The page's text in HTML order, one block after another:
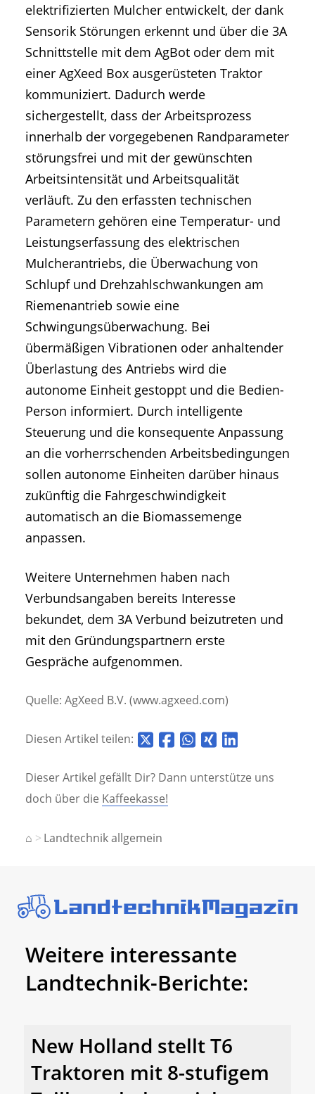
elektrifizierten Mulcher entwickelt, der dank
Sensorik Störungen erkennt und über die 3A
Schnittstelle mit dem AgBot oder dem mit
einer AgXeed Box ausgerüsteten Traktor
kommuniziert. Dadurch werde
sichergestellt, dass der Arbeitsprozess
innerhalb der vorgegebenen Randparameter
störungsfrei und mit der gewünschten
Arbeitsintensität und Arbeitsqualität
verläuft. Zu den erfassten technischen
Parametern gehören eine Temperatur- und
Leistungserfassung des elektrischen
Mulcherantriebs, die Überwachung von
Schlupf und Drehzahlschwankungen am
Riemenantrieb sowie eine
Schwingungsüberwachung. Bei
übermäßigen Vibrationen oder anhaltender
Überlastung des Antriebs wird die
autonome Einheit gestoppt und die Bedien-
Person informiert. Durch intelligente
Steuerung und die konsequente Anpassung
an die vorherrschenden Arbeitsbedingungen
sollen autonome Einheiten darüber hinaus
zukünftig die Fahrgeschwindigkeit
automatisch an die Biomassemenge
anpassen.
Weitere Unternehmen haben nach
Verbundsangaben bereits Interesse
bekundet, dem 3A Verbund beizutreten und
mit den Gründungspartnern erste
Gespräche aufgenommen.
Quelle: AgXeed B.V. (www.agxeed.com)
Diesen Artikel teilen:
Dieser Artikel gefällt Dir? Dann unterstütze uns
doch über die Kaffeekasse!
⌂ Landtechnik allgemein
Weitere interessante
Landtechnik-Berichte:
New Holland stellt T6
Traktoren mit 8-stufigem